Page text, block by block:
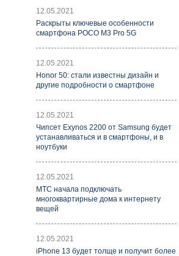
12.05.2021
Раскрыты ключевые особенности
смартфона POCO M3 Pro 5G
12.05.2021
Honor 50: стали известны дизайн и
другие подробности о смартфоне
12.05.2021
Чипсет Exynos 2200 от Samsung будет
устанавливаться и в смартфоны, и в
ноутбуки
12.05.2021
МТС начала подключать
многоквартирные дома к интернету
вещей
12.05.2021
iPhone 13 будет толще и получит более